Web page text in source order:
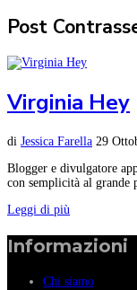
Post
Virginia Hey
di Jessica Farella 29
Blogger e divulgatore
con semplicità al grande
Leggi di più
Informazioni
Chi siamo